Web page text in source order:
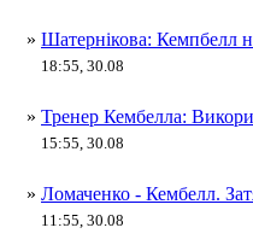
» Шатернікова: Кемпбелл
18:55, 30.08
» Тренер Кембелла:
15:55, 30.08
» Ломаченко - Кембелл.
11:55, 30.08